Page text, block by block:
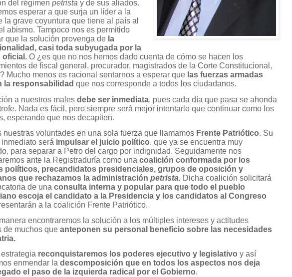
del régimen petrista y de sus aliados.
esperar a que surja un líder a la
la grave coyuntura que tiene al país al
abismo. Tampoco nos es permitido
que la solución provenga de la
casi toda subyugada por la
oficial. O ¿es que no nos hemos dado cuenta de cómo se hacen los
de fiscal general, procurador, magistrados de la Corte Constitucional,
Mucho menos es racional sentarnos a esperar que las fuerzas armadas
la responsabilidad que nos corresponde a todos los ciudadanos.
a nuestros males debe ser inmediata, pues cada día que pasa se ahonda
Nada es fácil, pero siempre será mejor intentarlo que continuar como los
esperando que nos decapiten.
nuestras voluntades en una sola fuerza que llamamos Frente Patriótico. Su
será impulsar el juicio político, que ya se encuentra muy
para separar a Petro del cargo por indignidad. Seguidamente nos
ante la Registraduría como una coalición conformada por los
políticos, precandidatos presidenciales, grupos de oposición y
que rechazamos la administración petrista. Dicha coalición solicitará
de una consulta interna y popular para que todo el pueblo
escoja el candidato a la Presidencia y los candidatos al Congreso
a la coalición Frente Patriótico.
encontraremos la solución a los múltiples intereses y actitudes
de muchos que anteponen su personal beneficio sobre las necesidades
reconquistaremos los poderes ejecutivo y legislativo y así
enmendar la descomposición que en todos los aspectos nos deja
el paso de la izquierda radical por el Gobierno.